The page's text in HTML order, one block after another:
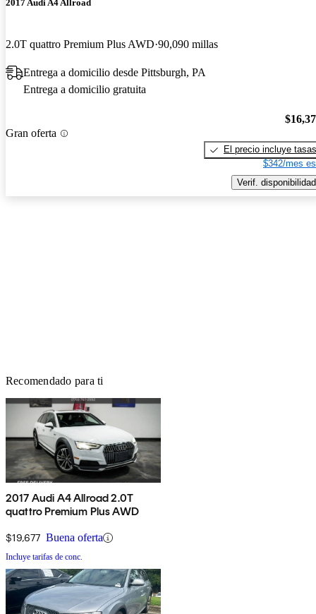
2017 Audi A4 Allroad
2.0T quattro Premium Plus AWD 90,090 millas
Entrega a domicilio desde Pittsburgh, PA
Entrega a domicilio gratuita
Gran oferta
El precio incluye tasas
$342/mes
Verif. disponibilidad
Recomendado para ti
2017 Audi A4 Allroad 2.0T
quattro Premium Plus AWD
$19,677 Buena oferta
Incluye tarifas de conc.